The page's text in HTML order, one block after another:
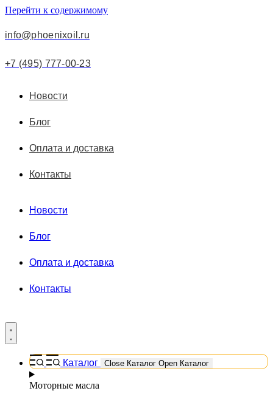
Перейти к содержимому
info@phoenixoil.ru
+7 (495) 777-00-23
Новости
Блог
Оплата и доставка
Контакты
Новости
Блог
Оплата и доставка
Контакты
Каталог Close Каталог Open Каталог
Моторные масла